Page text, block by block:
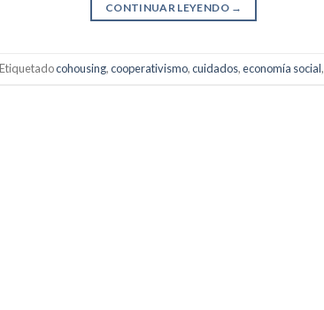
CONTINUAR LEYENDO →
Etiquetadocohousing,cooperativismo,cuidados,economía social,